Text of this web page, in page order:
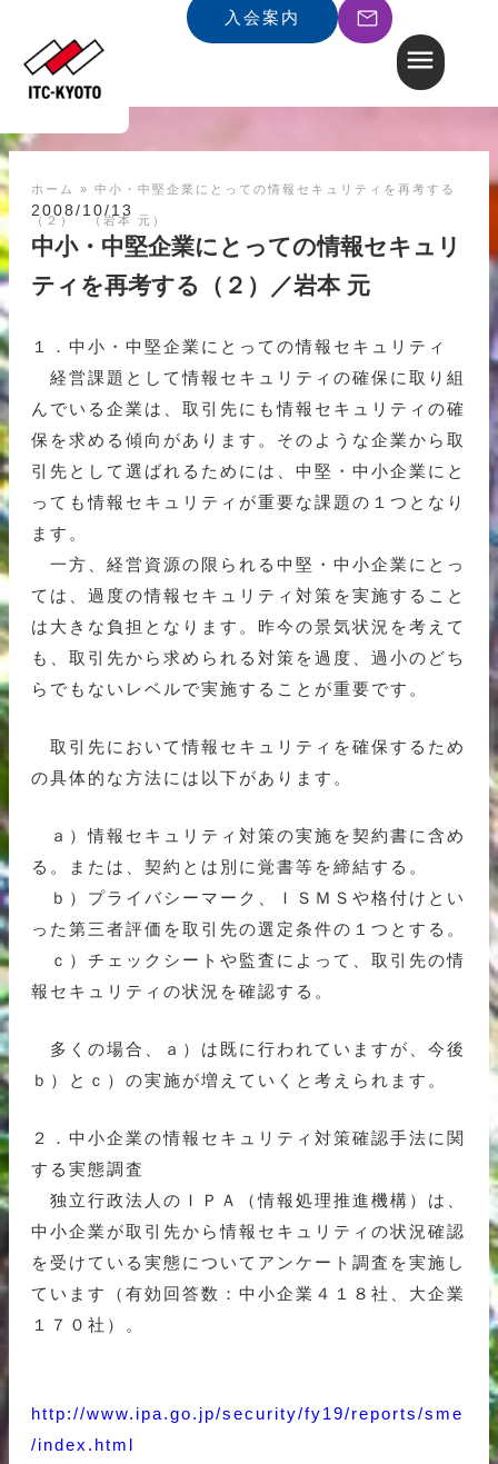
入会案内
ホーム » 中小・中堅企業にとっての情報セキュリティを再考する
（２） （岩本 元）
2008/10/13
中小・中堅企業にとっての情報セキュリ
ティを再考する（２）／岩本 元
１．中小・中堅企業にとっての情報セキュリティ
経営課題として情報セキュリティの確保に取り組
んでいる企業は、取引先にも情報セキュリティの確
保を求める傾向があります。そのような企業から取
引先として選ばれるためには、中堅・中小企業にと
っても情報セキュリティが重要な課題の１つとなり
ます。
一方、経営資源の限られる中堅・中小企業にとっ
ては、過度の情報セキュリティ対策を実施すること
は大きな負担となります。昨今の景気状況を考えて
も、取引先から求められる対策を過度、過小のどち
らでもないレベルで実施することが重要です。
取引先において情報セキュリティを確保するため
の具体的な方法には以下があります。
ａ）情報セキュリティ対策の実施を契約書に含め
る。または、契約とは別に覚書等を締結する。
ｂ）プライバシーマーク、ＩＳＭＳや格付けとい
った第三者評価を取引先の選定条件の１つとする。
ｃ）チェックシートや監査によって、取引先の情
報セキュリティの状況を確認する。
多くの場合、ａ）は既に行われていますが、今後
ｂ）とｃ）の実施が増えていくと考えられます。
２．中小企業の情報セキュリティ対策確認手法に関
する実態調査
独立行政法人のＩＰＡ（情報処理推進機構）は、
中小企業が取引先から情報セキュリティの状況確認
を受けている実態についてアンケート調査を実施し
ています（有効回答数：中小企業４１８社、大企業
１７０社）。
http://www.ipa.go.jp/security/fy19/reports/sme
/index.html